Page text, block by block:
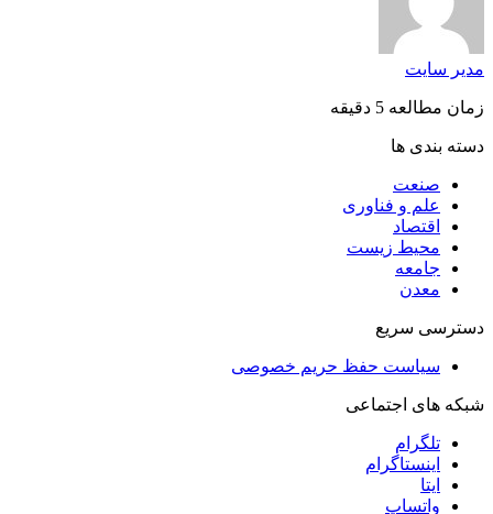
مدیر سایت
زمان مطالعه 5 دقیقه
دسته بندی ها
صنعت
علم و فناوری
اقتصاد
محیط زیست
جامعه
معدن
دسترسی سریع
سیاست حفظ حریم خصوصی
شبکه های اجتماعی
تلگرام
اینستاگرام
ایتا
واتساپ